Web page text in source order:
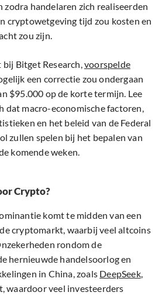
zodra handelaren zich realiseerden
cryptowetgeving tijd zou kosten en
zou zijn.
bij Bitget Research,voorspelde
een correctie zou ondergaan
$95.000 op de korte termijn. Lee
dat macro-economische factoren,
en het beleid van de Federal
zullen spelen bij het bepalen van
komende weken.
Crypto?
komt te midden van een
cryptomarkt, waarbij veel altcoins
rondom de
hernieuwde handelsoorlog en
in China, zoals DeepSeek,
waardoor veel investeerders